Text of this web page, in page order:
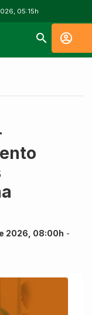
05:15h
2026, 08:00h -